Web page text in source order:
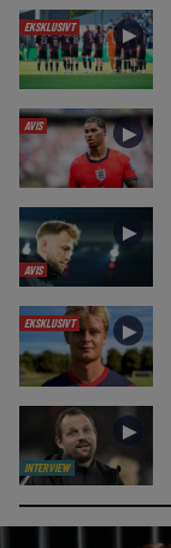
EKSKLUSIVT ►
AVIS ►
AVIS
►
EKSKLUSIVT ►
INTERVIEW
►